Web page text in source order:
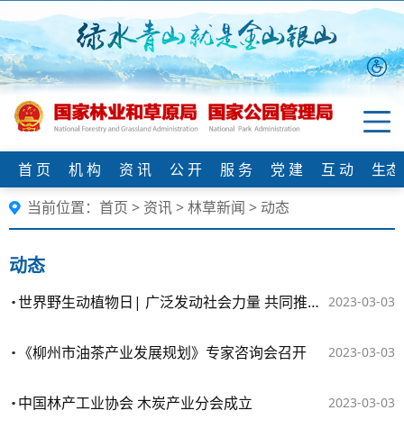
首 页 机 构 资 讯 公 开 服 务 党 建 互 动
生
当前位置： 首页 > 资讯>林草新闻 > 动态
动态
2023-03-03
世界野生动植物日| 广泛发动社会力量 共同推进物种保护
2023-03-03
《柳州市油茶产业发展规划》专家咨询会召开
2023-03-03
中国林产工业协会 木炭产业分会成立